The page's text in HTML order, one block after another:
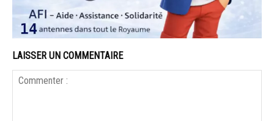
LAISSER UN COMMENTAIRE